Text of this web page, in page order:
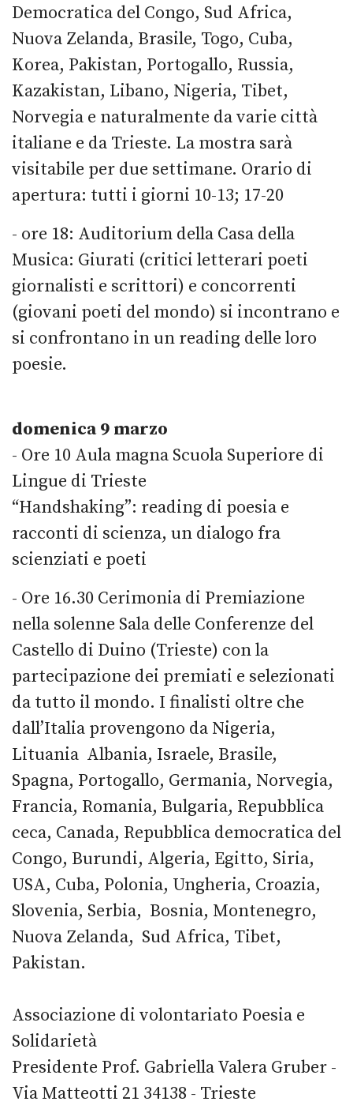
Democratica del Congo, Sud Africa,
Nuova Zelanda, Brasile, Togo, Cuba,
Korea, Pakistan, Portogallo, Russia,
Kazakistan, Libano, Nigeria, Tibet,
Norvegia e naturalmente da varie città
italiane e da Trieste. La mostra sarà
visitabile per due settimane. Orario di
apertura: tutti i giorni 10-13; 17-20
- ore 18: Auditorium della Casa della
Musica: Giurati (critici letterari poeti
giornalisti e scrittori) e concorrenti
(giovani poeti del mondo) si incontrano e
si confrontano in un reading delle loro
poesie.
domenica 9 marzo
- Ore 10 Aula magna Scuola Superiore di
Lingue di Trieste
“Handshaking”: reading di poesia e
racconti di scienza, un dialogo fra
scienziati e poeti
- Ore 16.30 Cerimonia di Premiazione
nella solenne Sala delle Conferenze del
Castello di Duino (Trieste) con la
partecipazione dei premiati e selezionati
da tutto il mondo. I finalisti oltre che
dall’Italia provengono da Nigeria,
Lituania Albania, Israele, Brasile,
Spagna, Portogallo, Germania, Norvegia,
Francia, Romania, Bulgaria, Repubblica
ceca, Canada, Repubblica democratica del
Congo, Burundi, Algeria, Egitto, Siria,
USA, Cuba, Polonia, Ungheria, Croazia,
Slovenia, Serbia, Bosnia, Montenegro,
Nuova Zelanda, Sud Africa, Tibet,
Pakistan.
Associazione di volontariato Poesia e
Solidarietà
Presidente Prof. Gabriella Valera Gruber -
Via Matteotti 21 34138 - Trieste